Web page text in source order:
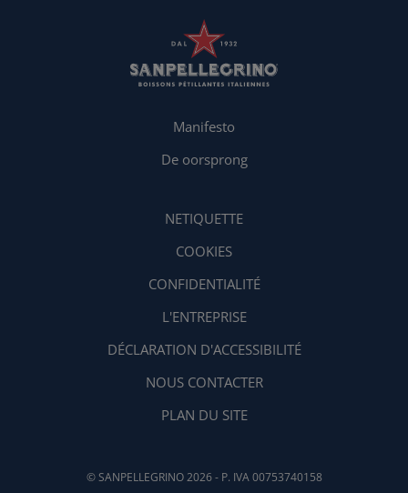
Manifesto
De oorsprong
NETIQUETTE
COOKIES
CONFIDENTIALITÉ
L'ENTREPRISE
DÉCLARATION D'ACCESSIBILITÉ
NOUS CONTACTER
PLAN DU SITE
© SANPELLEGRINO 2026 - P. IVA 00753740158